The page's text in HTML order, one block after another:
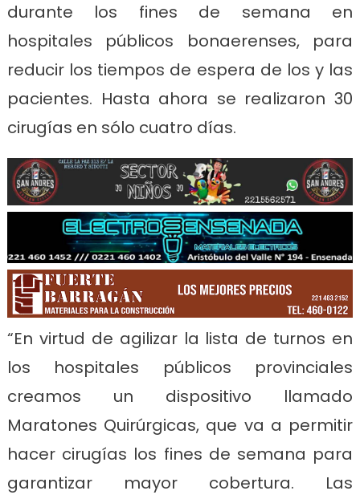
durante los fines de semana en
hospitales públicos bonaerenses, para
reducir los tiempos de espera de los y las
pacientes. Hasta ahora se realizaron 30
cirugías en sólo cuatro días.
“En virtud de agilizar la lista de turnos en
los hospitales públicos provinciales
creamos un dispositivo llamado
Maratones Quirúrgicas, que va a permitir
hacer cirugías los fines de semana para
garantizar mayor cobertura. Las